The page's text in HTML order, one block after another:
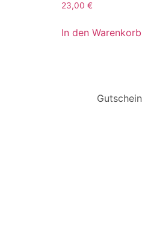
23,00 €
In den Warenkorb
Gutschein